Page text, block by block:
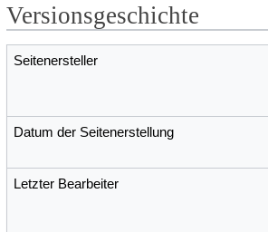
Versionsgeschichte
Seitenersteller
Datum der Seitenerstellung
Letzter Bearbeiter